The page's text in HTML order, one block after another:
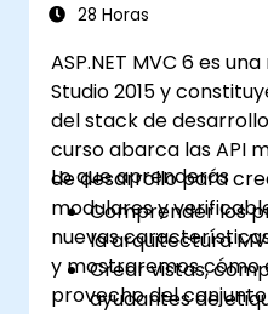
28 Horas
ASP.NET MVC 6 es
Studio 2015 y
del stack de
curso abarca las API
de desarrollo para
modulares y
nuevas
y mostraremos cómo
provecho del
Lo que aprenderás
Comprender los
la arquitectura
Crear vistas,
ayudantes de